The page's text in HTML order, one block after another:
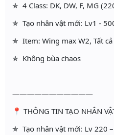
✯ 4 Class: DK, DW, F, MG
✯ Tạo nhân vật mới: Lv1 -
✯ Item: Wing max W2, Tất cả
✯ Không bùa chaos
———————————
📍 THÔNG TIN TẠO NHÂN
✯ Tạo nhân vật mới: Lv 220